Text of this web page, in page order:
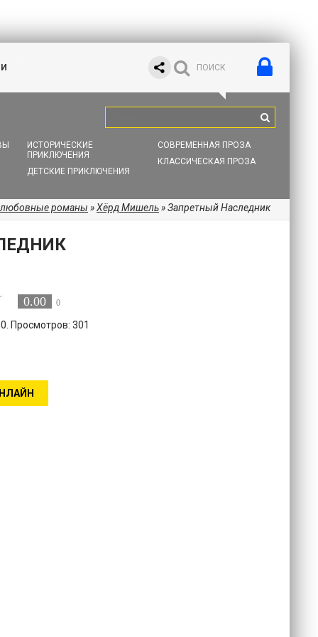
ИСТОРИЧЕСКИЕ
ПРИКЛЮЧЕНИЯ
ДЕТСКИЕ ПРИКЛЮЧЕНИЯ
СОВРЕМЕННАЯ ПРОЗА
КЛАССИЧЕСКАЯ ПРОЗА
романы »Хёрд Мишель» Запретный Наследник
0.00 0
Просмотров: 301